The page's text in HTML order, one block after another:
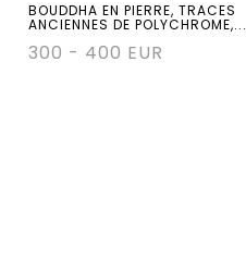
BOUDDHA EN PIERRE, TRACES
ANCIENNES DE POLYCHROME,...
300 - 400 EUR